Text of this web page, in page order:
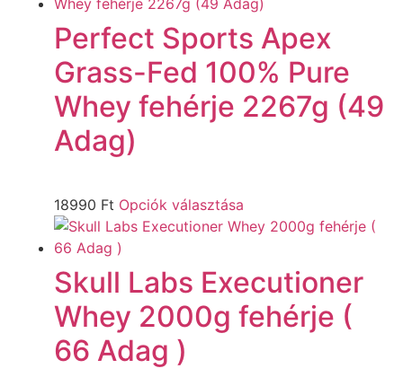
Perfect Sports Apex
Grass-Fed 100% Pure
Whey fehérje 2267g (49
Adag)
18990 Ft Opciók választása
Skull Labs Executioner
Whey 2000g fehérje (
66 Adag )